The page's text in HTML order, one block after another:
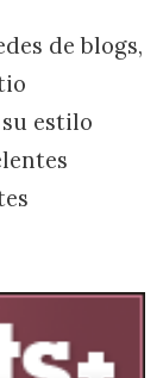
de blogs,
estilo